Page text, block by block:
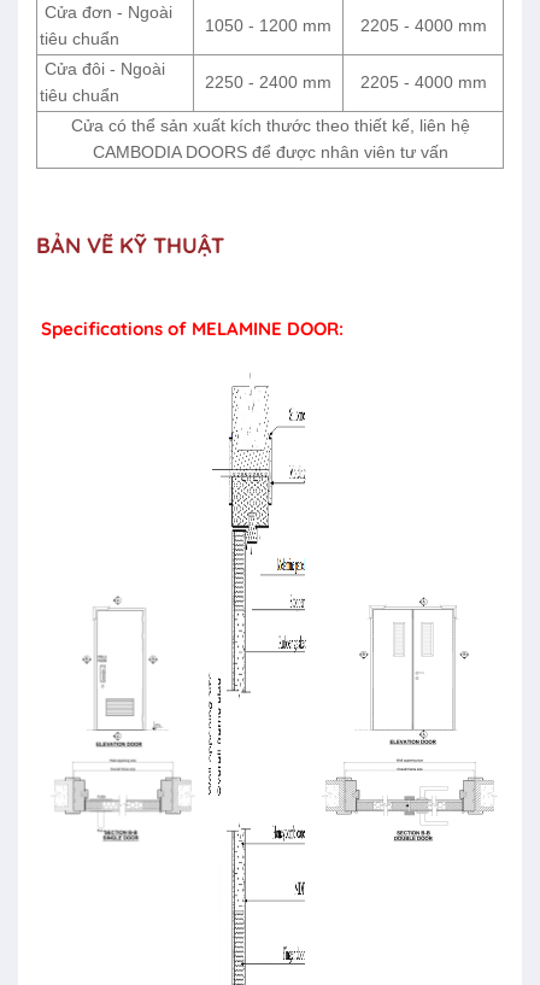
Cửa đơn - Ngoài
tiêu chuẩn
1050 - 1200 mm 2205 - 4000 mm
Cửa đôi - Ngoài
tiêu chuẩn
2250 - 2400 mm 2205 - 4000 mm
Cửa có thể sản xuất kích thước theo thiết kế, liên hệ
CAMBODIA DOORS để được nhân viên tư vấn
BẢN VẼ KỸ THUẬT
Specifications of MELAMINE DOOR: